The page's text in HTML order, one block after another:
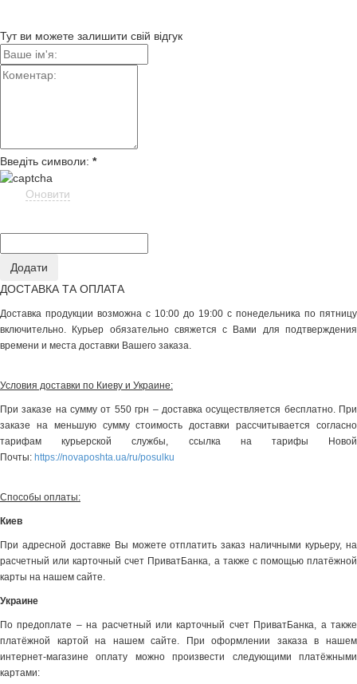
Тут ви можете залишити свій відгук
Введіть символи: *
Оновити
ДОСТАВКА ТА ОПЛАТА
Доставка продукции возможна с 10:00 до 19:00 с понедельника по пятницу
включительно. Курьер обязательно свяжется с Вами для подтверждения
времени и места доставки Вашего заказа.
Условия доставки по Киеву и Украине:
При заказе на сумму от 550 грн – доставка осуществляется бесплатно. При
заказе на меньшую сумму стоимость доставки рассчитывается согласно
тарифам курьерской службы, ссылка на тарифы Новой
Почты: https://novaposhta.ua/ru/posulku
Способы оплаты:
Киев
При адресной доставке Вы можете отплатить заказ наличными курьеру, на
расчетный или карточный счет ПриватБанка, а также с помощью платёжной
карты на нашем сайте.
Украине
По предоплате – на расчетный или карточный счет ПриватБанка, а также
платёжной картой на нашем сайте. При оформлении заказа в нашем
интернет-магазине оплату можно произвести следующими платёжными
картами: